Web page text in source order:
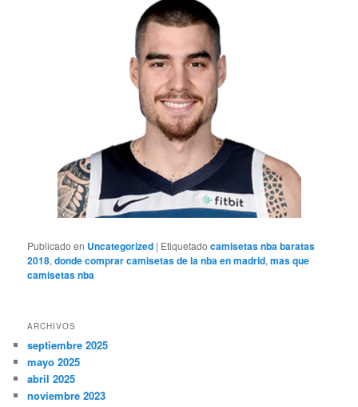
Publicado en Uncategorized | Etiquetado camisetas nba baratas
2018,donde comprar camisetas de la nba en madrid,mas que
camisetas nba
ARCHIVOS
septiembre 2025
mayo 2025
abril 2025
noviembre 2023